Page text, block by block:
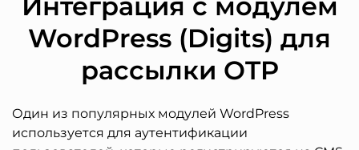
Интеграция с модулем
WordPress (Digits) для
рассылки OTP
Один из популярных модулей WordPress
используется для аутентификации